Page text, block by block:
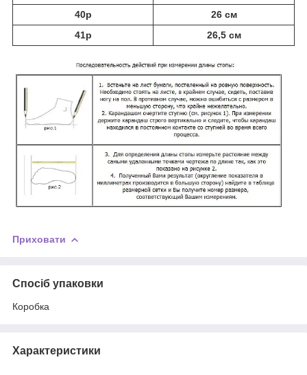
40р
26 см
41р
26,5 см
Приховати
Спосіб упаковки
Коробка
Характеристики